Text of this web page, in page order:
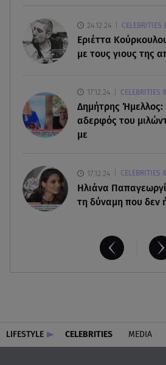
Έξοδος Αυγούστου: Στο 100% η
Κυκλάδες
αποτελέσματα
24.12.24
Εριέττα
με τους γιους της
17.12.24 CELEBRITIES
Δημήτρης Ήμελλος:
αδερφός του
με
17.12.24 CELEBRITIES
Ηλιάνα
τη δύναμη που δεν
LIFESTYLE CELEBRITIES MEDIA